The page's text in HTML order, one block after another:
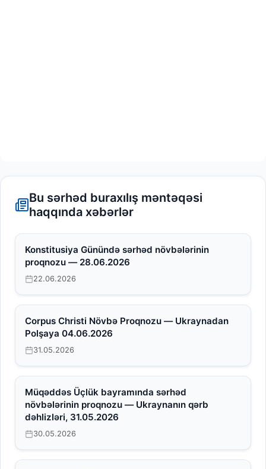
Bu sərhəd buraxılış məntəqəsi
haqqında xəbərlər
Konstitusiya Günündə sərhəd növbələrinin
proqnozu — 28.06.2026
22.06.2026
Corpus Christi Növbə Proqnozu — Ukraynadan
Polşaya 04.06.2026
31.05.2026
Müqəddəs Üçlük bayramında sərhəd
növbələrinin proqnozu — Ukraynanın qərb
dəhlizləri, 31.05.2026
30.05.2026